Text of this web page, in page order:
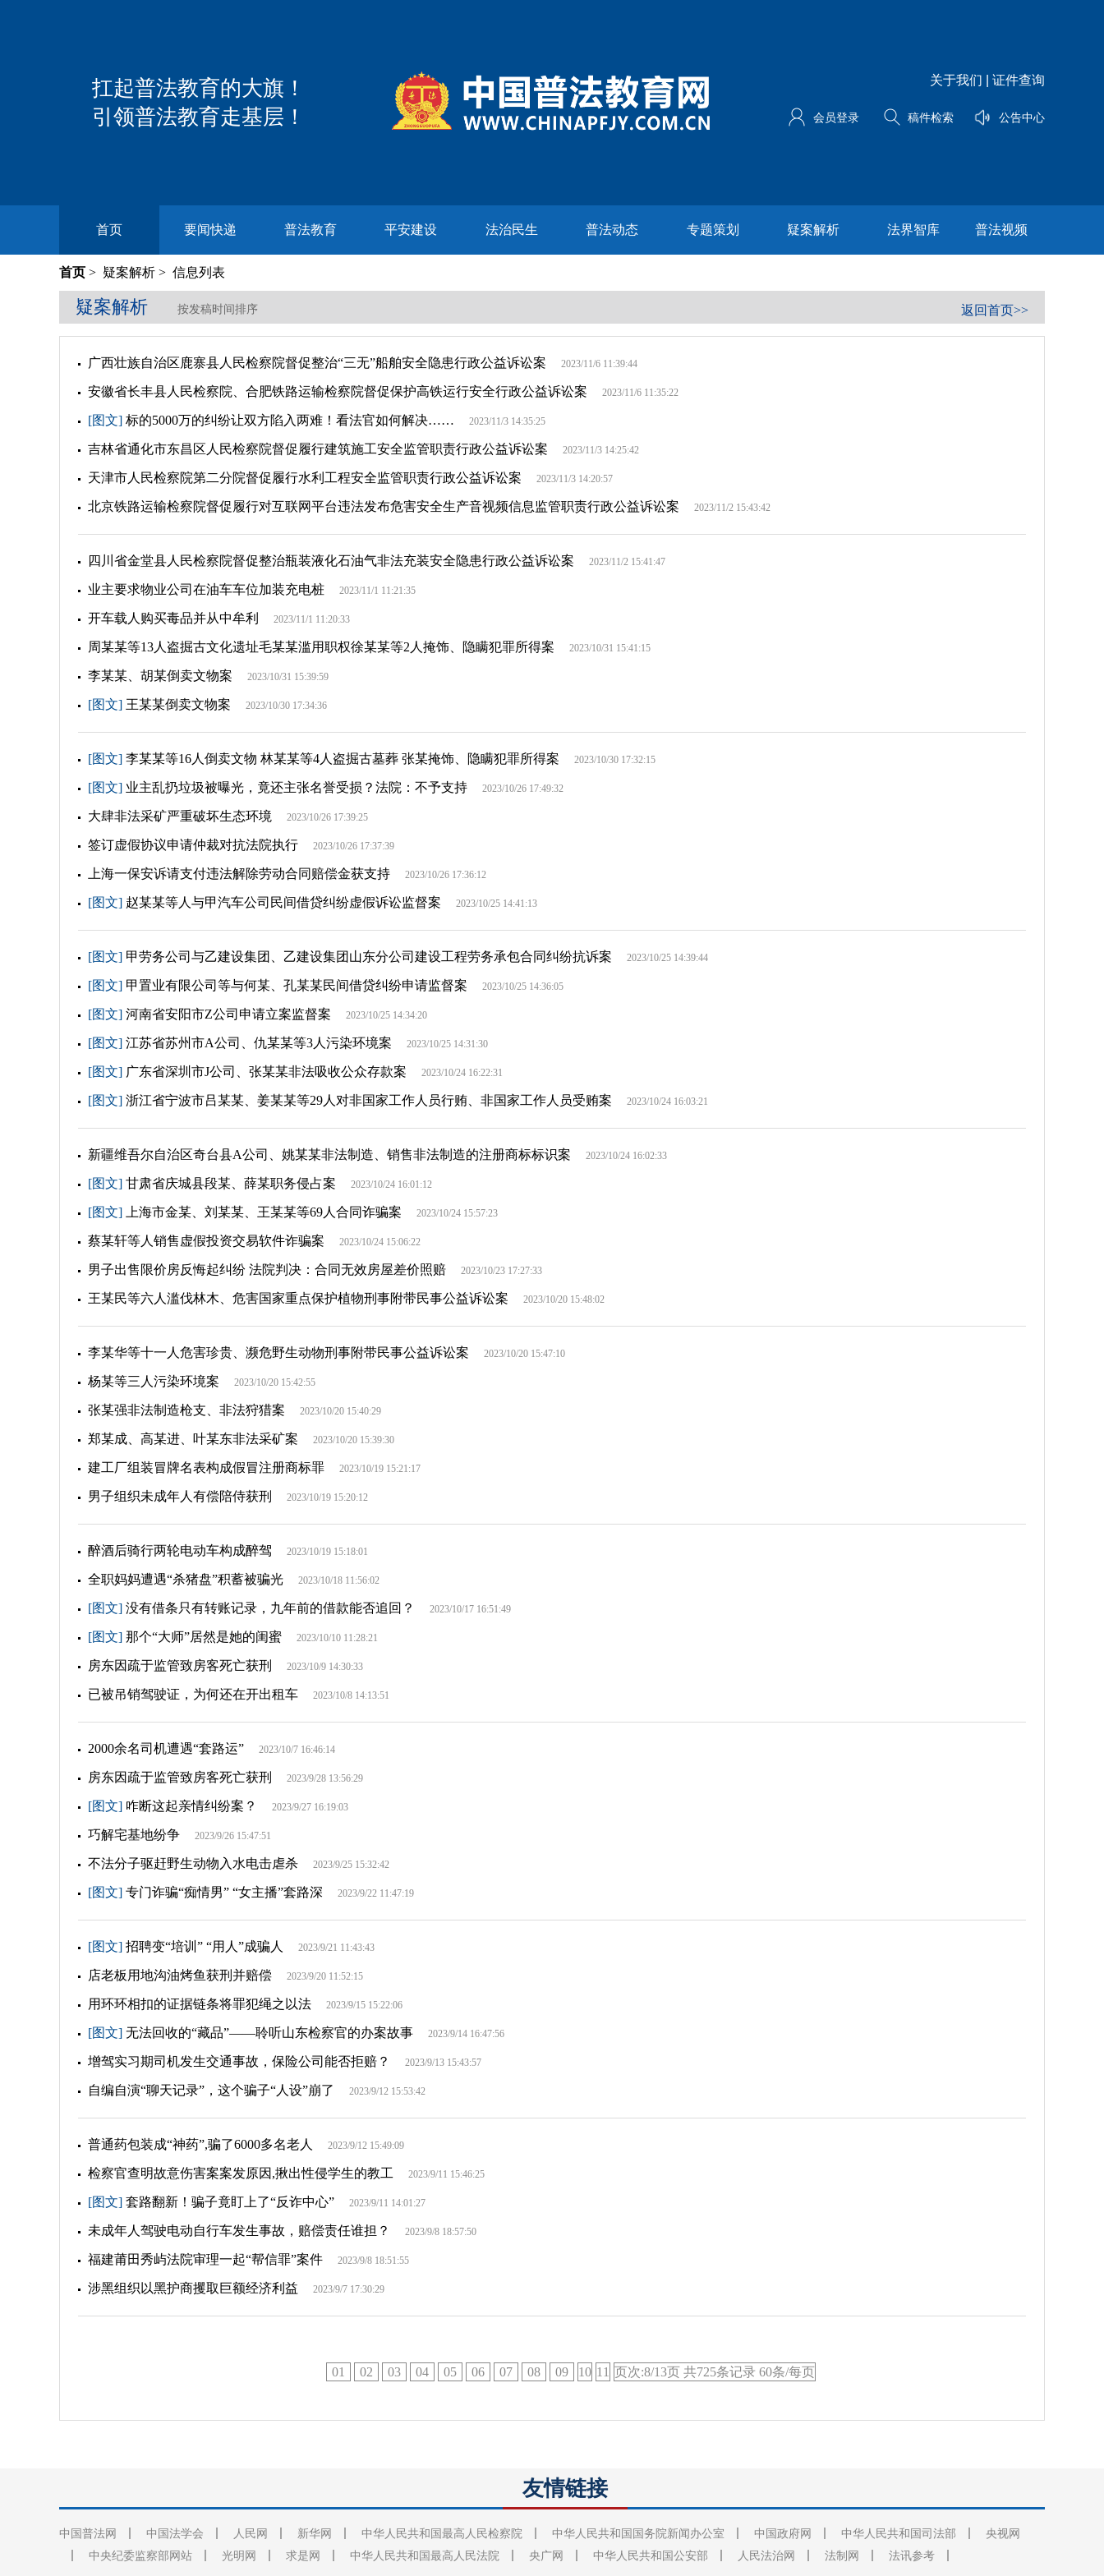
扛起普法教育的大旗！
引领普法教育走基层！
关于我们 证件查询
会员登录 稿件检索 公告中心
首页 要闻快递 普法教育 平安建设 法治民生 普法动态 专题策划 疑案解析 法界智库 普法视频
首页 > 疑案解析 > 信息列表
疑案解析 按发稿时间排序 返回首页>>
广西壮族自治区鹿寨县人民检察院督促整治“三无”船舶安全隐患行政公益诉讼案 2023/11/6 11:39:44
安徽省长丰县人民检察院、合肥铁路运输检察院督促保护高铁运行安全行政公益诉讼案 2023/11/6 11:35:22
[图文] 标的5000万的纠纷让双方陷入两难！看法官如何解决…… 2023/11/3 14:35:25
吉林省通化市东昌区人民检察院督促履行建筑施工安全监管职责行政公益诉讼案 2023/11/3 14:25:42
天津市人民检察院第二分院督促履行水利工程安全监管职责行政公益诉讼案 2023/11/3 14:20:57
北京铁路运输检察院督促履行对互联网平台违法发布危害安全生产音视频信息监管职责行政公益诉讼案 2023/11/2 15:43:42
四川省金堂县人民检察院督促整治瓶装液化石油气非法充装安全隐患行政公益诉讼案 2023/11/2 15:41:47
业主要求物业公司在油车车位加装充电桩 2023/11/1 11:21:35
开车载人购买毒品并从中牟利 2023/11/1 11:20:33
周某某等13人盗掘古文化遗址毛某某滥用职权徐某某等2人掩饰、隐瞒犯罪所得案 2023/10/31 15:41:15
李某某、胡某倒卖文物案 2023/10/31 15:39:59
[图文] 王某某倒卖文物案 2023/10/30 17:34:36
[图文] 李某某等16人倒卖文物 林某某等4人盗掘古墓葬 张某掩饰、隐瞒犯罪所得案 2023/10/30 17:32:15
[图文] 业主乱扔垃圾被曝光，竟还主张名誉受损？法院：不予支持 2023/10/26 17:49:32
大肆非法采矿严重破坏生态环境 2023/10/26 17:39:25
签订虚假协议申请仲裁对抗法院执行 2023/10/26 17:37:39
上海一保安诉请支付违法解除劳动合同赔偿金获支持 2023/10/26 17:36:12
[图文] 赵某某等人与甲汽车公司民间借贷纠纷虚假诉讼监督案 2023/10/25 14:41:13
[图文] 甲劳务公司与乙建设集团、乙建设集团山东分公司建设工程劳务承包合同纠纷抗诉案 2023/10/25 14:39:44
[图文] 甲置业有限公司等与何某、孔某某民间借贷纠纷申请监督案 2023/10/25 14:36:05
[图文] 河南省安阳市Z公司申请立案监督案 2023/10/25 14:34:20
[图文] 江苏省苏州市A公司、仇某某等3人污染环境案 2023/10/25 14:31:30
[图文] 广东省深圳市J公司、张某某非法吸收公众存款案 2023/10/24 16:22:31
[图文] 浙江省宁波市吕某某、姜某某等29人对非国家工作人员行贿、非国家工作人员受贿案 2023/10/24 16:03:21
新疆维吾尔自治区奇台县A公司、姚某某非法制造、销售非法制造的注册商标标识案 2023/10/24 16:02:33
[图文] 甘肃省庆城县段某、薛某职务侵占案 2023/10/24 16:01:12
[图文] 上海市金某、刘某某、王某某等69人合同诈骗案 2023/10/24 15:57:23
蔡某轩等人销售虚假投资交易软件诈骗案 2023/10/24 15:06:22
男子出售限价房反悔起纠纷 法院判决：合同无效房屋差价照赔 2023/10/23 17:27:33
王某民等六人滥伐林木、危害国家重点保护植物刑事附带民事公益诉讼案 2023/10/20 15:48:02
李某华等十一人危害珍贵、濒危野生动物刑事附带民事公益诉讼案 2023/10/20 15:47:10
杨某等三人污染环境案 2023/10/20 15:42:55
张某强非法制造枪支、非法狩猎案 2023/10/20 15:40:29
郑某成、高某进、叶某东非法采矿案 2023/10/20 15:39:30
建工厂组装冒牌名表构成假冒注册商标罪 2023/10/19 15:21:17
男子组织未成年人有偿陪侍获刑 2023/10/19 15:20:12
醉酒后骑行两轮电动车构成醉驾 2023/10/19 15:18:01
全职妈妈遭遇“杀猪盘”积蓄被骗光 2023/10/18 11:56:02
[图文] 没有借条只有转账记录，九年前的借款能否追回？ 2023/10/17 16:51:49
[图文] 那个“大师”居然是她的闺蜜 2023/10/10 11:28:21
房东因疏于监管致房客死亡获刑 2023/10/9 14:30:33
已被吊销驾驶证，为何还在开出租车 2023/10/8 14:13:51
2000余名司机遭遇“套路运” 2023/10/7 16:46:14
房东因疏于监管致房客死亡获刑 2023/9/28 13:56:29
[图文] 咋断这起亲情纠纷案？ 2023/9/27 16:19:03
巧解宅基地纷争 2023/9/26 15:47:51
不法分子驱赶野生动物入水电击虐杀 2023/9/25 15:32:42
[图文] 专门诈骗“痴情男” “女主播”套路深 2023/9/22 11:47:19
[图文] 招聘变“培训” “用人”成骗人 2023/9/21 11:43:43
店老板用地沟油烤鱼获刑并赔偿 2023/9/20 11:52:15
用环环相扣的证据链条将罪犯绳之以法 2023/9/15 15:22:06
[图文] 无法回收的“藏品”——聆听山东检察官的办案故事 2023/9/14 16:47:56
增驾实习期司机发生交通事故，保险公司能否拒赔？ 2023/9/13 15:43:57
自编自演“聊天记录”，这个骗子“人设”崩了 2023/9/12 15:53:42
普通药包装成“神药”,骗了6000多名老人 2023/9/12 15:49:09
检察官查明故意伤害案案发原因,揪出性侵学生的教工 2023/9/11 15:46:25
[图文] 套路翻新！骗子竟盯上了“反诈中心” 2023/9/11 14:01:27
未成年人驾驶电动自行车发生事故，赔偿责任谁担？ 2023/9/8 18:57:50
福建莆田秀屿法院审理一起“帮信罪”案件 2023/9/8 18:51:55
涉黑组织以黑护商攫取巨额经济利益 2023/9/7 17:30:29
01 02 03 04 05 06 07 08 09 10 11 页次:8/13页 共725条记录 60条/每页
友情链接
中国普法网 中国法学会 人民网 新华网 中华人民共和国最高人民检察院 中华人民共和国国务院新闻办公室 中国政府网 中华人民共和国司法部
央视网
中央纪委监察部网站
光明网 求是网 中华人民共和国最高人民法院 央广网 中华人民共和国公安部 人民法治网 法制网 法讯参考